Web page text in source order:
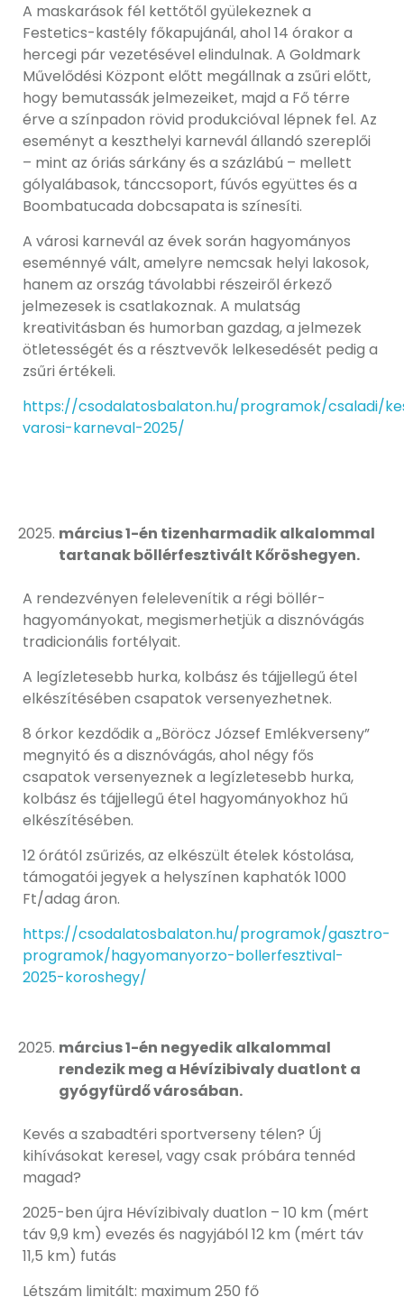
A maskarások fél kettőtől gyülekeznek a
Festetics-kastély főkapujánál, ahol 14 órakor a
hercegi pár vezetésével elindulnak. A Goldmark
Művelődési Központ előtt megállnak a zsűri előtt,
hogy bemutassák jelmezeiket, majd a Fő térre
érve a színpadon rövid produkcióval lépnek fel. Az
eseményt a keszthelyi karnevál állandó szereplői
– mint az óriás sárkány és a százlábú – mellett
gólyalábasok, tánccsoport, fúvós együttes és a
Boombatucada dobcsapata is színesíti.
A városi karnevál az évek során hagyományos
eseménnyé vált, amelyre nemcsak helyi lakosok,
hanem az ország távolabbi részeiről érkező
jelmezesek is csatlakoznak. A mulatság
kreativitásban és humorban gazdag, a jelmezek
ötletességét és a résztvevők lelkesedését pedig a
zsűri értékeli.
https://csodalatosbalaton.hu/programok/csaladi/
varosi-karneval-2025/
március 1-én tizenharmadik alkalommal
tartanak böllérfesztivált Kőröshegyen.
A rendezvényen felelevenítik a régi böllér-
hagyományokat, megismerhetjük a disznóvágás
tradicionális fortélyait.
A legízletesebb hurka, kolbász és tájjellegű étel
elkészítésében csapatok versenyezhetnek.
8 órkor kezdődik a „Böröcz József Emlékverseny”
megnyitó és a disznóvágás, ahol négy fős
csapatok versenyeznek a legízletesebb hurka,
kolbász és tájjellegű étel hagyományokhoz hű
elkészítésében.
12 órától zsűrizés, az elkészült ételek kóstolása,
támogatói jegyek a helyszínen kaphatók 1000
Ft/adag áron.
https://csodalatosbalaton.hu/programok/gasztro-
programok/hagyomanyorzo-bollerfesztival-
2025-koroshegy/
március 1-én negyedik alkalommal
rendezik meg a Hévízibivaly duatlont a
gyógyfürdő városában.
Kevés a szabadtéri sportverseny télen? Új
kihívásokat keresel, vagy csak próbára tennéd
magad?
2025-ben újra Hévízibivaly duatlon – 10 km (mért
táv 9,9 km) evezés és nagyjából 12 km (mért táv
11,5 km) futás
Létszám limitált: maximum 250 fő